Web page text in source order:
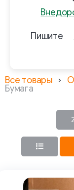
Пишите
Все товары
Бумага